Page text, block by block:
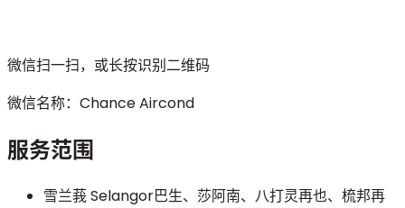
微信扫一扫，或长按识别二维码
微信名称： Chance Aircond
服务范围
雪兰莪 Selangor巴生、莎阿南、八打灵再也、梳邦再